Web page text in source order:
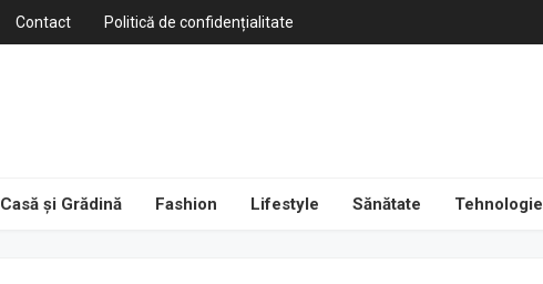
Contact Politică de confidențialitate
Casă și Grădină Fashion Lifestyle Sănătate Tehnologie